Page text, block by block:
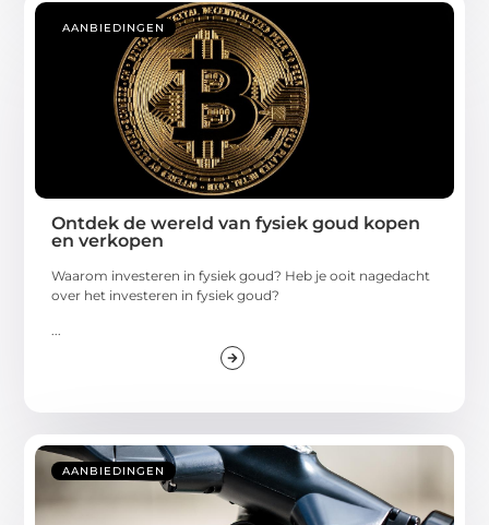
AANBIEDINGEN
Ontdek de wereld van fysiek goud kopen
en verkopen
Waarom investeren in fysiek goud? Heb je ooit nagedacht
over het investeren in fysiek goud?
...
AANBIEDINGEN